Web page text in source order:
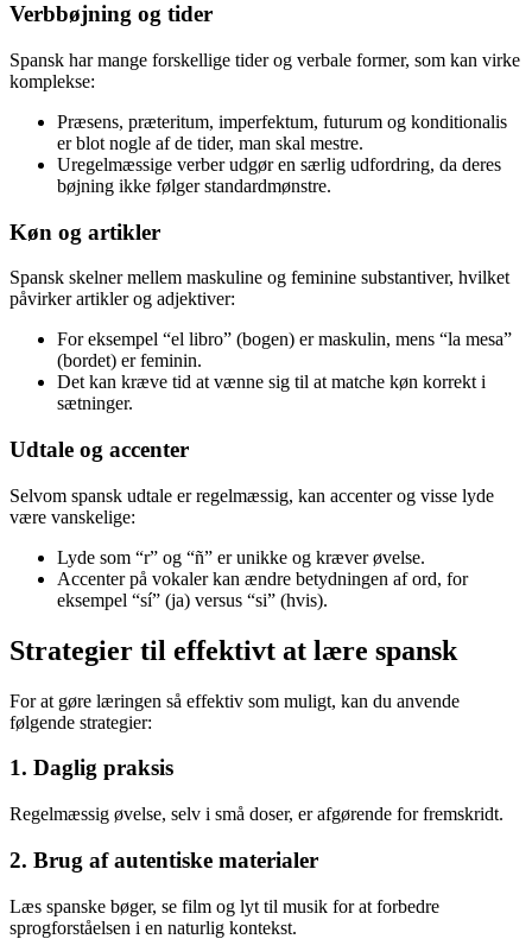
Verbbøjning og tider
Spansk har mange forskellige tider og verbale former, som kan virke
komplekse:
Præsens, præteritum, imperfektum, futurum og konditionalis
er blot nogle af de tider, man skal mestre.
Uregelmæssige verber udgør en særlig udfordring, da deres
bøjning ikke følger standardmønstre.
Køn og artikler
Spansk skelner mellem maskuline og feminine substantiver, hvilket
påvirker artikler og adjektiver:
For eksempel “el libro” (bogen) er maskulin, mens “la mesa”
(bordet) er feminin.
Det kan kræve tid at vænne sig til at matche køn korrekt i
sætninger.
Udtale og accenter
Selvom spansk udtale er regelmæssig, kan accenter og visse lyde
være vanskelige:
Lyde som “r” og “ñ” er unikke og kræver øvelse.
Accenter på vokaler kan ændre betydningen af ord, for
eksempel “sí” (ja) versus “si” (hvis).
Strategier til effektivt at lære spansk
For at gøre læringen så effektiv som muligt, kan du anvende
følgende strategier:
1. Daglig praksis
Regelmæssig øvelse, selv i små doser, er afgørende for fremskridt.
2. Brug af autentiske materialer
Læs spanske bøger, se film og lyt til musik for at forbedre
sprogforståelsen i en naturlig kontekst.